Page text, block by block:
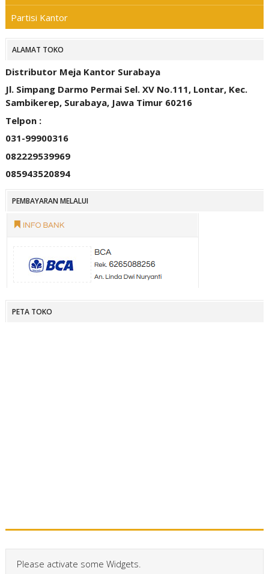
Partisi Kantor
ALAMAT TOKO
Distributor Meja Kantor Surabaya
Jl. Simpang Darmo Permai Sel. XV No.111, Lontar, Kec.
Sambikerep, Surabaya, Jawa Timur 60216
Telpon :
031-99900316
082229539969
085943520894
PEMBAYARAN MELALUI
PETA TOKO
Please activate some Widgets.